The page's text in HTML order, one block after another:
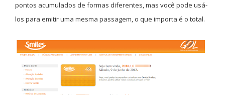
pontos acumulados de formas diferentes, mas você pode usá-
los para emitir uma mesma passagem, o que importa é o total.